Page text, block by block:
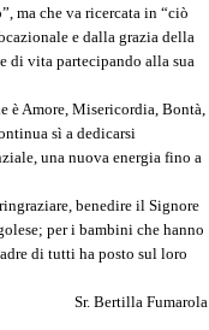
ma che va ricercata in “ciò
e dalla grazia della
di vita partecipando alla sua
è Amore, Misericordia, Bontà,
sì a dedicarsi
una nuova energia fino a
benedire il Signore
per i bambini che hanno
di tutti ha posto sul loro
Sr. Bertilla Fumarola